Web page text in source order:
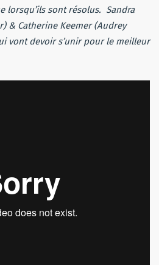
lorsqu’ils sont résolus. Sandra
& Catherine Keemer (Audrey
vont devoir s’unir pour le meilleur